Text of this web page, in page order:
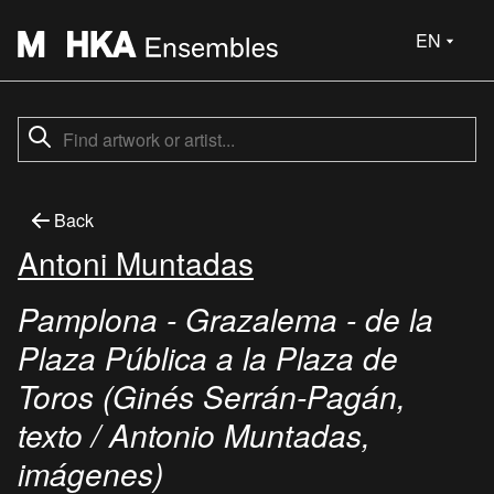
EN
Back
Antoni Muntadas
Pamplona - Grazalema - de la
Plaza Pública a la Plaza de
Toros (Ginés Serrán-Pagán,
texto / Antonio Muntadas,
imágenes)